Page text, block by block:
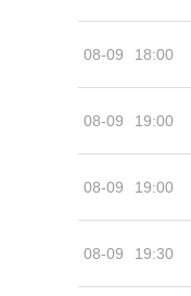
08-09 18:00
08-09 19:00
08-09 19:00
08-09 19:30